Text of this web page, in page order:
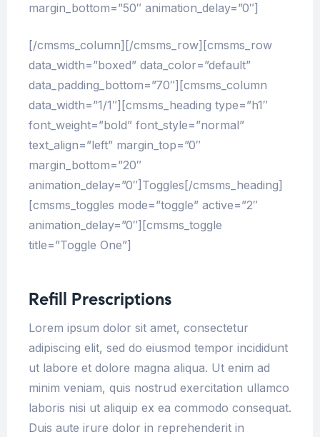
margin_bottom=”50″ animation_delay=”0″]
[/cmsms_column][/cmsms_row][cmsms_row
data_width=”boxed” data_color=”default”
data_padding_bottom=”70″][cmsms_column
data_width=”1/1″][cmsms_heading type=”h1″
font_weight=”bold” font_style=”normal”
text_align=”left” margin_top=”0″
margin_bottom=”20″
animation_delay=”0″]Toggles[/cmsms_heading]
[cmsms_toggles mode=”toggle” active=”2″
animation_delay=”0″][cmsms_toggle
title=”Toggle One”]
Refill Prescriptions
Lorem ipsum dolor sit amet, consectetur
adipiscing elit, sed do eiusmod tempor incididunt
ut labore et dolore magna aliqua. Ut enim ad
minim veniam, quis nostrud exercitation ullamco
laboris nisi ut aliquip ex ea commodo consequat.
Duis aute irure dolor in reprehenderit in